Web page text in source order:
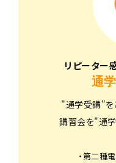
リピーター
通
"通学受講"を
講習会を"通
・第二種